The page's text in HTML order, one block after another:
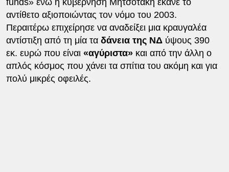
αντίθετο αξιοποιώντας τον νόμο του 2003.
Περαιτέρω επιχείρησε να αναδείξει μια κραυγαλέα
αντίστιξη από τη μία τα δάνεια της ΝΔύψους 390
εκ. ευρώ που είναι «αγύριστα»και από την άλλη ο
απλός κόσμος που χάνει τα σπίτια του ακόμη και για
πολύ μικρές οφειλές.